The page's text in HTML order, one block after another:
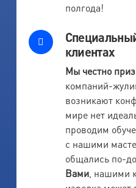
полгода!
клиентах
Мы честно
компаний-
возникают
мире нет
проводим
с нашими
общались по-
Вами, нашими